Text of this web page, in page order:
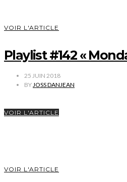
VOIR L'ARTICLE
Playlist #142 «
25 JUIN 2018
BYJOSS DANJEAN
VOIR L'ARTICLE
VOIR L'ARTICLE